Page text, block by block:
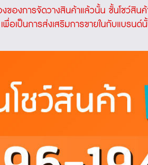
งของการจัดวางสินค้าแล้วนั้น ชั้นโชว์สิน
พื่อเป็นการส่งเสริมการขายในกับแบรน